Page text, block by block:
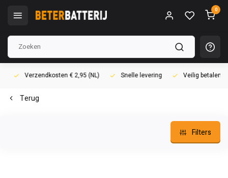
0
Verzendkosten € 2,95 (NL) Snelle levering Veilig betalen
Terug
Filters